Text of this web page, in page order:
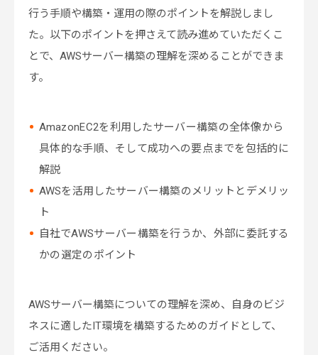
行う手順や構築・運用の際のポイントを解説しまし
た。以下のポイントを押さえて読み進めていただくこ
とで、AWSサーバー構築の理解を深めることができま
す。
AmazonEC2を利用したサーバー構築の全体像から
具体的な手順、そして成功への要点までを包括的に
解説
AWSを活用したサーバー構築のメリットとデメリッ
ト
自社でAWSサーバー構築を行うか、外部に委託する
かの選定のポイント
AWSサーバー構築についての理解を深め、自身のビジ
ネスに適したIT環境を構築するためのガイドとして、
ご活用ください。